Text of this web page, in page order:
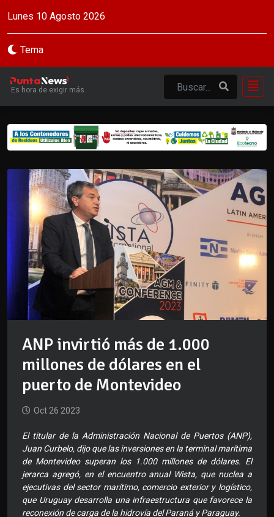
Lunes 10 Agosto 2026
Tema
Es hora de exigir más
ANP invirtió más de 1.000
millones de dólares en el
puerto de Montevideo
Oct 26 2023
El titular de la Administración Nacional de Puertos (ANP),
Juan Curbelo, dijo que las inversiones en la terminal marítima
de Montevideo superan los 1.000 millones de dólares. El
jerarca agregó, en el encuentro anual Wista, que nuclea a
ejecutivas del sector marítimo, comercio exterior y logístico,
que Uruguay desarrolla una infraestructura que favorece la
reconexión de carga de la hidrovía del Paraná y Paraguay.